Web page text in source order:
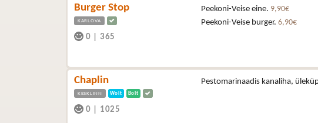
Burger Stop
KARLOVA
0 365
Peekoni-Veise eine. 9,90€
Peekoni-Veise burger. 6,90€
Chaplin
KESKLINN Wolt Bolt
0 1025
Pestomarinaadis kanaliha,